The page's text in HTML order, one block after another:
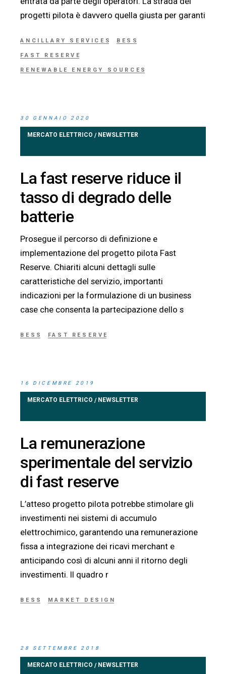
progetti pilota è davvero quella giusta per garanti
ANCILLARY SERVICES BESS
FAST RESERVE
RENEWABLE ENERGY SOURCES
30 GENNAIO 2020
MERCATO ELETTRICO / NEWSLETTER
La fast reserve riduce il
tasso di degrado delle
batterie
Prosegue il percorso di definizione e
implementazione del progetto pilota Fast
Reserve. Chiariti alcuni dettagli sulle
caratteristiche del servizio, importanti
indicazioni per la formulazione di un business
case che consenta la partecipazione dello s
BESS FAST RESERVE
16 DICEMBRE 2019
MERCATO ELETTRICO / NEWSLETTER
La remunerazione
sperimentale del servizio
di fast reserve
L’atteso progetto pilota potrebbe stimolare gli
investimenti nei sistemi di accumulo
elettrochimico, garantendo una remunerazione
fissa a integrazione dei ricavi merchant e
anticipando così di alcuni anni il ritorno degli
investimenti. Il quadro r
BESS MARKET DESIGN
28 SETTEMBRE 2018
MERCATO ELETTRICO / NEWSLETTER